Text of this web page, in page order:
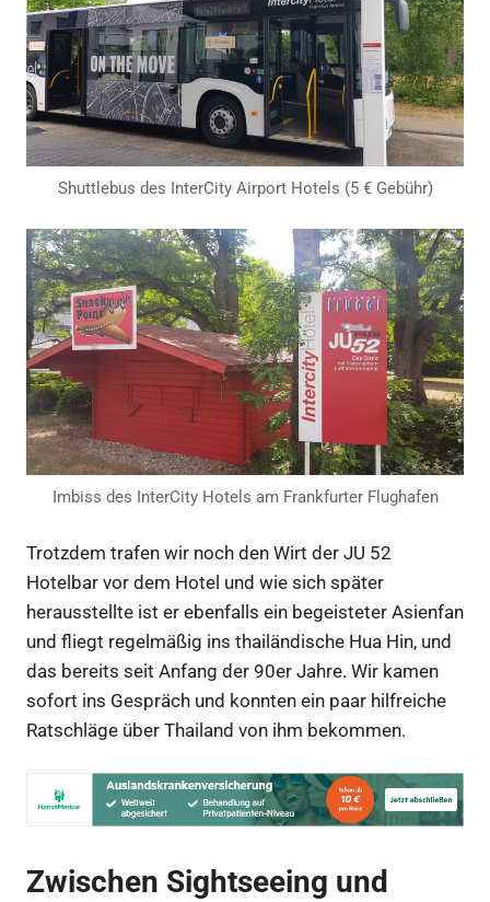
Shuttlebus des InterCity Airport Hotels (5 € Gebühr)
Imbiss des InterCity Hotels am Frankfurter Flughafen
Trotzdem trafen wir noch den Wirt der JU 52
Hotelbar vor dem Hotel und wie sich später
herausstellte ist er ebenfalls ein begeisteter Asienfan
und fliegt regelmäßig ins thailändische Hua Hin, und
das bereits seit Anfang der 90er Jahre. Wir kamen
sofort ins Gespräch und konnten ein paar hilfreiche
Ratschläge über Thailand von ihm bekommen.
Zwischen Sightseeing und